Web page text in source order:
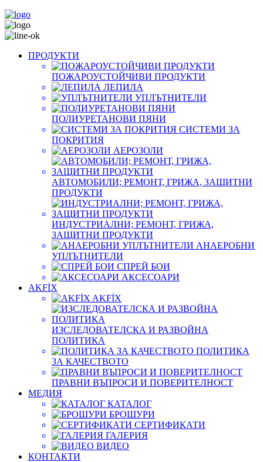
ПРОДУКТИ
ПОЖАРОУСТОЙЧИВИ ПРОДУКТИ
ЛЕПИЛА
УПЛЪТНИТЕЛИ
ПОЛИУРЕТАНОВИ ПЯНИ
СИСТЕМИ ЗА
ПОКРИТИЯ
АЕРОЗОЛИ
АВТОМОБИЛИ; РЕМОНТ, ГРИЖА, ЗАЩИТНИ
ПРОДУКТИ
ИНДУСТРИАЛНИ; РЕМОНТ, ГРИЖА,
ЗАЩИТНИ ПРОДУКТИ
АНАЕРОБНИ
УПЛЪТНИТЕЛИ
СПРЕЙ БОИ
АКСЕСОАРИ
AKFİX
AKFİX
ИЗСЛЕДОВАТЕЛСКА И РАЗВОЙНА
ПОЛИТИКА
ПОЛИТИКА
ЗА КАЧЕСТВОТО
ПРАВНИ ВЪПРОСИ И ПОВЕРИТЕЛНОСТ
МЕДИЯ
КАТАЛОГ
БРОШУРИ
СЕРТИФИКАТИ
ГАЛЕРИЯ
ВИДЕО
КОНТАКТИ